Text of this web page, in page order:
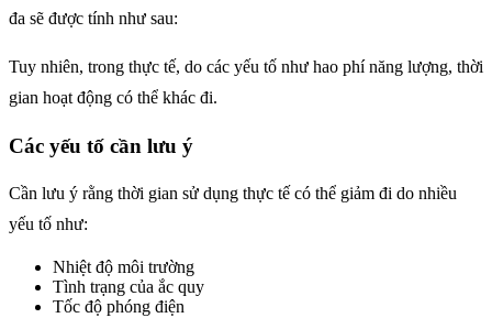
đa sẽ được tính như sau:
Tuy nhiên, trong thực tế, do các yếu tố như hao phí năng lượng, thời
gian hoạt động có thể khác đi.
Các yếu tố cần lưu ý
Cần lưu ý rằng thời gian sử dụng thực tế có thể giảm đi do nhiều
yếu tố như:
Nhiệt độ môi trường
Tình trạng của ắc quy
Tốc độ phóng điện